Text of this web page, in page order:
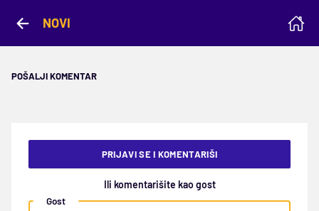
NOVI
POŠALJI KOMENTAR
PRIJAVI SE I KOMENTARIŠI
Ili komentarišite kao gost
Gost